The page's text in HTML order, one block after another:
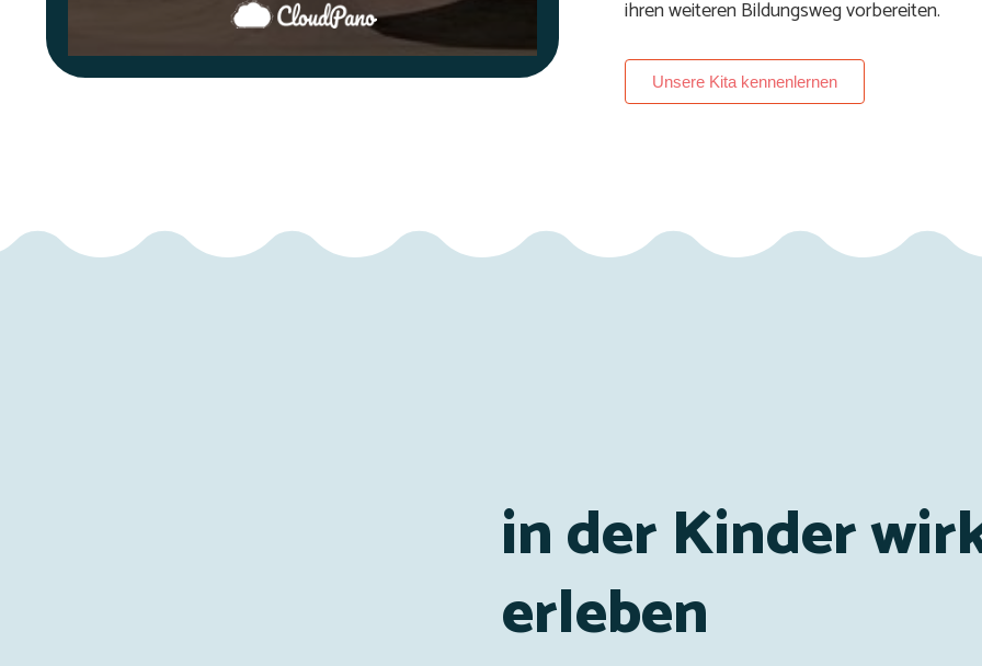
ihren weiteren Bildungsweg vorbereiten.
Unsere Kita kennenlernen
in der Kinder
erleben